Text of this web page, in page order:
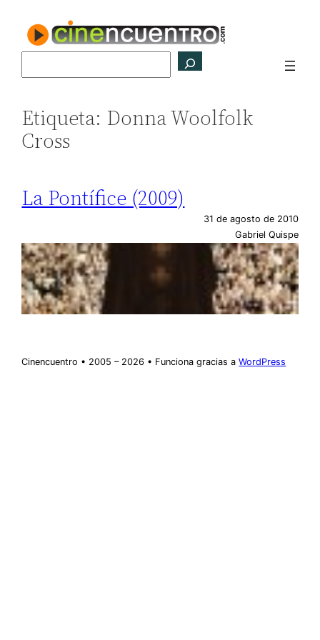
contenido
Etiqueta: Donna Woolfolk
Cross
La Pontífice (2009)
31 de agosto de 2010
Gabriel Quispe
Cinencuentro • 2005 – 2026 • Funciona gracias aWordPress